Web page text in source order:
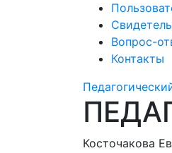
Вопрос-
Контакты
Косточакова